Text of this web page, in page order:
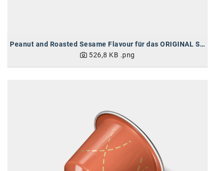
Peanut and Roasted Sesame Flavour für das ORIGINAL System
526,8 KB .png